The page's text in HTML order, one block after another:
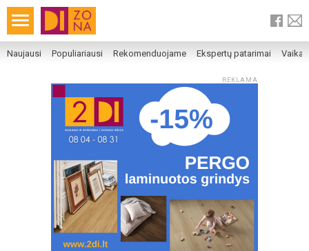
Naujausi Populiariausi Rekomenduojame Ekspertų patarimai
REKLAMA